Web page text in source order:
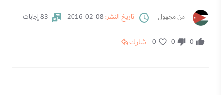
من مجهول تاريخ النشر: 83 إجابات
0
0
0 شارك